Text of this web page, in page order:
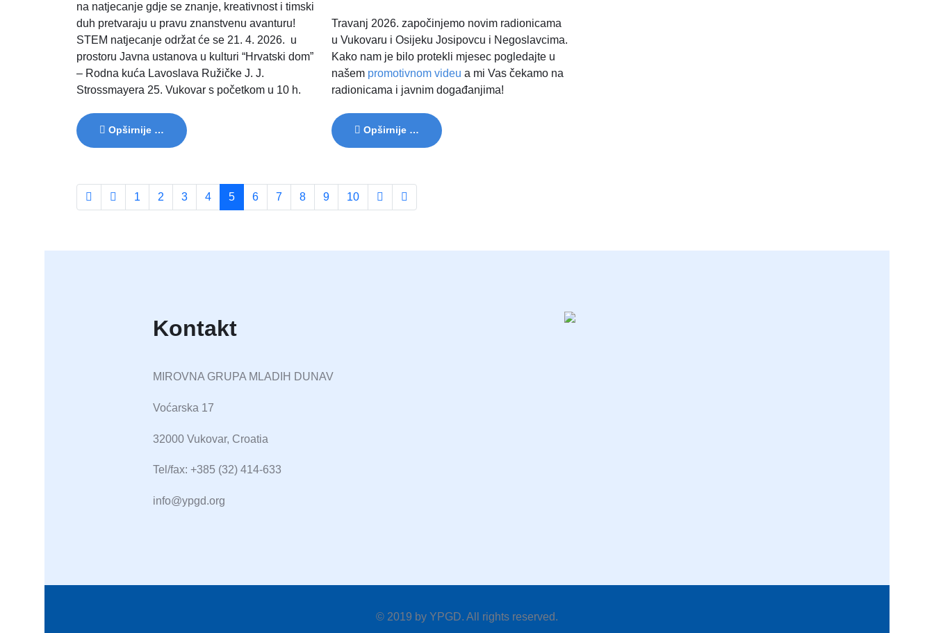
na natjecanje gdje se znanje, kreativnost i timski
duh pretvaraju u pravu znanstvenu avanturu!
STEM natjecanje održat će se 21. 4. 2026. u
prostoru Javna ustanova u kulturi “Hrvatski dom”
– Rodna kuća Lavoslava Ružičke J. J.
Strossmayera 25. Vukovar s početkom u 10 h.
Opširnije …
Travanj 2026. započinjemo novim radionicama
u Vukovaru i Osijeku Josipovcu i Negoslavcima.
Kako nam je bilo protekli mjesec pogledajte u
našem promotivnom videu a mi Vas čekamo na
radionicama i javnim događanjima!
Opširnije …
1 2 3 4 5 6 7 8 9 10
Kontakt
MIROVNA GRUPA MLADIH DUNAV
Voćarska 17
32000 Vukovar, Croatia
Tel/fax: +385 (32) 414-633
info@ypgd.org
© 2019 by YPGD. All rights reserved.